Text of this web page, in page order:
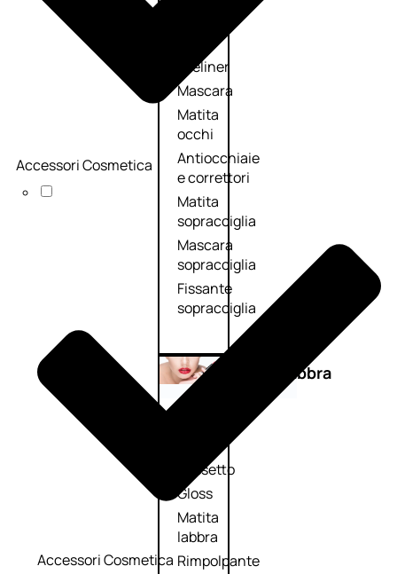
Eyeliner
Mascara
Matita
occhi
Antiocchiaie
e correttori
Matita
sopracciglia
Mascara
sopracciglia
Fissante
sopracciglia
Labbra
Rossetto
Gloss
Matita
labbra
Rimpolpante
Accessori Cosmetica
Accessori Cosmetica